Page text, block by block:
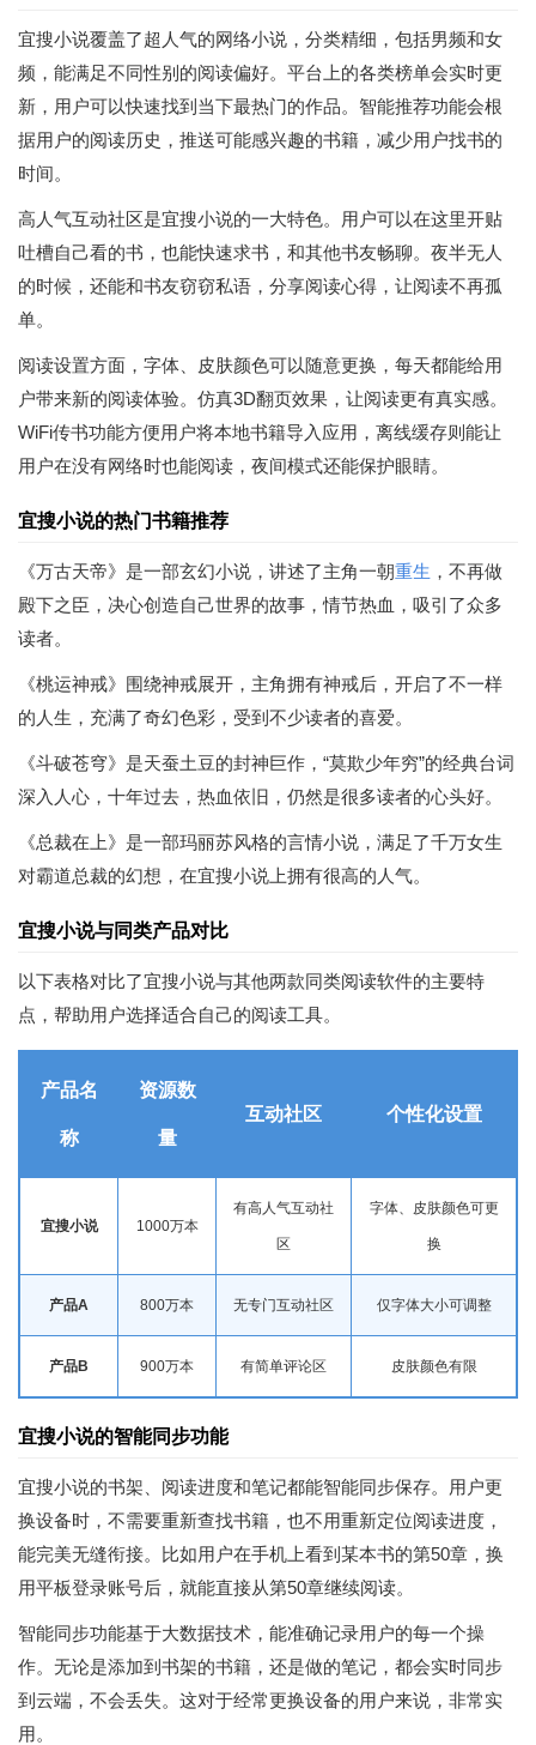
宜搜小说覆盖了超人气的网络小说，分类精细，包括男频和女
频，能满足不同性别的阅读偏好。平台上的各类榜单会实时更
新，用户可以快速找到当下最热门的作品。智能推荐功能会根
据用户的阅读历史，推送可能感兴趣的书籍，减少用户找书的
时间。
高人气互动社区是宜搜小说的一大特色。用户可以在这里开贴
吐槽自己看的书，也能快速求书，和其他书友畅聊。夜半无人
的时候，还能和书友窃窃私语，分享阅读心得，让阅读不再孤
单。
阅读设置方面，字体、皮肤颜色可以随意更换，每天都能给用
户带来新的阅读体验。仿真3D翻页效果，让阅读更有真实感。
WiFi传书功能方便用户将本地书籍导入应用，离线缓存则能让
用户在没有网络时也能阅读，夜间模式还能保护眼睛。
宜搜小说的热门书籍推荐
《万古天帝》是一部玄幻小说，讲述了主角一朝重生 ，不再做
殿下之臣，决心创造自己世界的故事，情节热血，吸引了众多
读者。
《桃运神戒》围绕神戒展开，主角拥有神戒后，开启了不一样
的人生，充满了奇幻色彩，受到不少读者的喜爱。
《斗破苍穹》是天蚕土豆的封神巨作，“莫欺少年穷”的经典台词
深入人心，十年过去，热血依旧，仍然是很多读者的心头好。
《总裁在上》是一部玛丽苏风格的言情小说，满足了千万女生
对霸道总裁的幻想，在宜搜小说上拥有很高的人气。
宜搜小说与同类产品对比
以下表格对比了宜搜小说与其他两款同类阅读软件的主要特
点，帮助用户选择适合自己的阅读工具。
产品名
称
资源数
量
互动社区 个性化设置
宜搜小说 1000万本
有高人气互动社
区
字体、皮肤颜色可更
换
产品A 800万本 无专门互动社区 仅字体大小可调整
产品B 900万本 有简单评论区 皮肤颜色有限
宜搜小说的智能同步功能
宜搜小说的书架、阅读进度和笔记都能智能同步保存。用户更
换设备时，不需要重新查找书籍，也不用重新定位阅读进度，
能完美无缝衔接。比如用户在手机上看到某本书的第50章，换
用平板登录账号后，就能直接从第50章继续阅读。
智能同步功能基于大数据技术，能准确记录用户的每一个操
作。无论是添加到书架的书籍，还是做的笔记，都会实时同步
到云端，不会丢失。这对于经常更换设备的用户来说，非常实
用。